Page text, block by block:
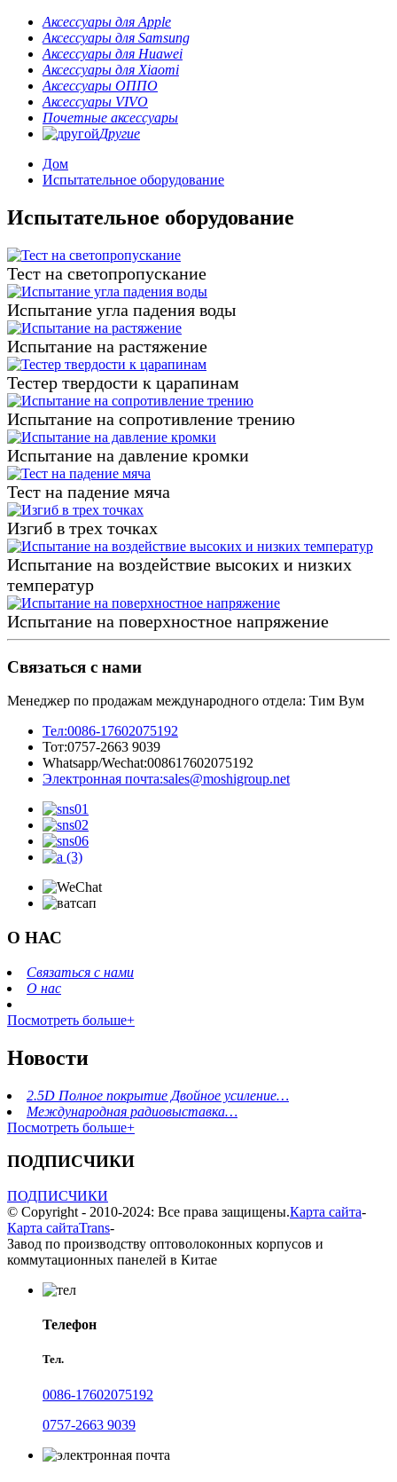
Аксессуары для Apple
Аксессуары для Samsung
Аксессуары для Huawei
Аксессуары для Xiaomi
Аксессуары ОППО
Аксессуары VIVO
Почетные аксессуары
Другие
Дом
Испытательное оборудование
Испытательное оборудование
Тест на светопропускание
Испытание угла падения воды
Испытание на растяжение
Тестер твердости к царапинам
Испытание на сопротивление трению
Испытание на давление кромки
Тест на падение мяча
Изгиб в трех точках
Испытание на воздействие высоких и низких
температур
Испытание на поверхностное напряжение
Связаться с нами
Менеджер по продажам международного отдела: Тим Вум
Тел:0086-17602075192
Тот:0757-2663 9039
Whatsapp/Wechat:008617602075192
Электронная почта:sales@moshigroup.net
О НАС
Связаться с нами
О нас
Посмотреть больше+
Новости
2.5D Полное покрытие Двойное усиление…
Международная радиовыставка…
Посмотреть больше+
ПОДПИСЧИКИ
ПОДПИСЧИКИ
© Copyright - 2010-2024: Все права защищены.Карта сайта-
Карта сайтаTrans-
Завод по производству оптоволоконных корпусов и
коммутационных панелей в Китае
Телефон
Тел.
0086-17602075192
0757-2663 9039